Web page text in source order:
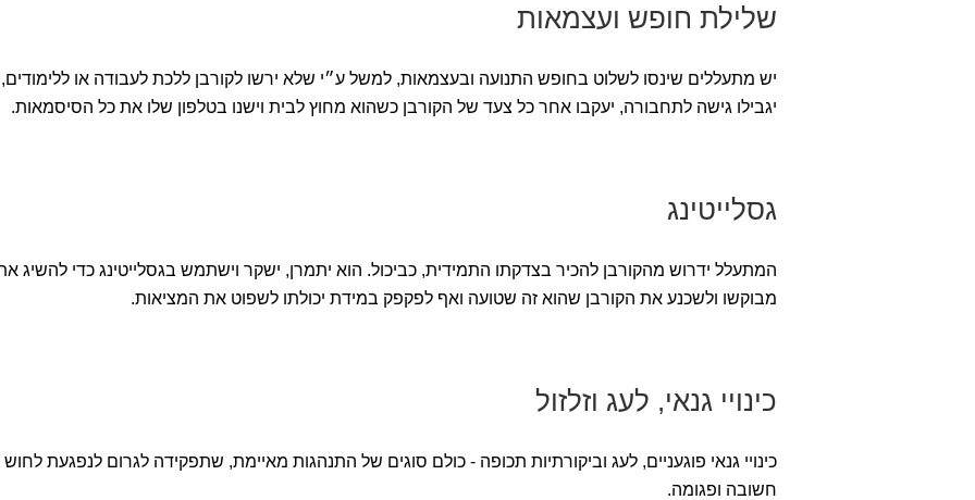
שלילת חופש ועצמאות
יש מתעללים שינסו לשלוט בחופש התנועה ובעצמאות, למשל ע״י שלא ירשו לקורבן ללכת לעבודה או ללימודים,
יגבילו גישה לתחבורה, יעקבו אחר כל צעד של הקורבן כשהוא מחוץ לבית וישנו בטלפון שלו את כל הסיסמאות.
גסלייטינג
המתעלל ידרוש מהקורבן להכיר בצדקתו התמידית, כביכול. הוא יתמרן, ישקר וישתמש בגסלייטינג כדי להשיג
מבוקשו ולשכנע את הקורבן שהוא זה שטועה ואף לפקפק במידת יכולתו לשפוט את המציאות.
כינויי גנאי, לעג וזלזול
כינויי גנאי פוגעניים, לעג וביקורתיות תכופה - כולם סוגים של התנהגות מאיימת, שתפקידה לגרום לנפגעת
חשובה ופגומה.